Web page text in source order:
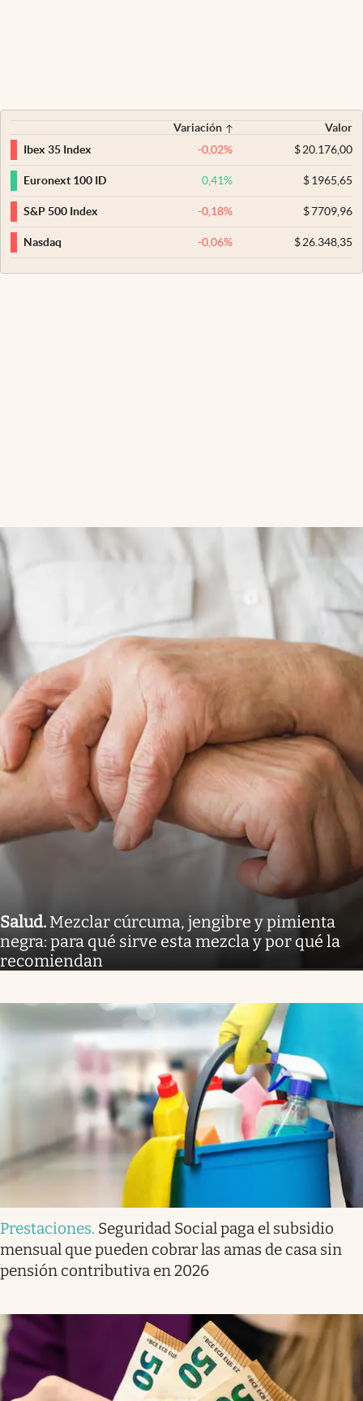
Variación
Valor
Ibex 35 Index
-0,02% $20.176,00
Euronext 100 ID 0,41% $1965,65
S&P 500 Index -0,18% $7709,96
Nasdaq -0,06% $26.348,35
Salud. Mezclar cúrcuma, jengibre y pimienta
negra: para qué sirve esta mezcla y por qué la
recomiendan
Prestaciones. Seguridad Social paga el subsidio
mensual que pueden cobrar las amas de casa sin
pensión contributiva en 2026